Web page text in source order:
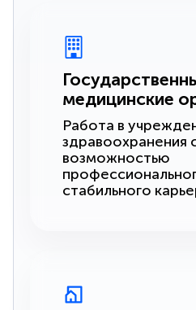
медицинские
Работа в
здравоохранения
возможностью
стабильного